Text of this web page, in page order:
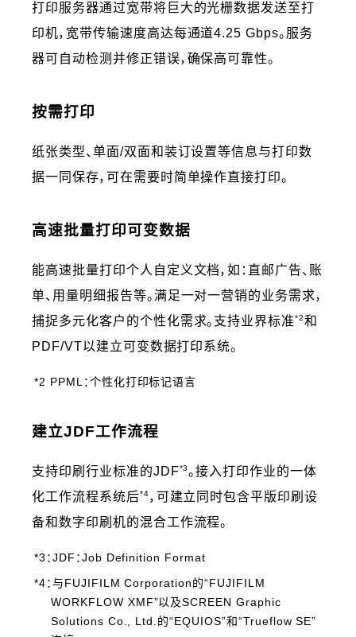
打印服务器通过宽带将巨大的光栅数据发送至打
印机，宽带传输速度高达每通道4.25 Gbps。服务
器可自动检测并修正错误，确保高可靠性。
按需打印
纸张类型、单面/双面和装订设置等信息与打印数
据一同保存，可在需要时简单操作直接打印。
高速批量打印可变数据
能高速批量打印个人自定义文档，如：直邮广告、账
单、用量明细报告等。满足一对一营销的业务需求，
捕捉多元化客户的个性化需求。支持业界标准*2和
PDF/VT以建立可变数据打印系统。
*2 PPML：个性化打印标记语言
建立JDF工作流程
支持印刷行业标准的JDF*3 。接入打印作业的一体
化工作流程系统后*4，可建立同时包含平版印刷设
备和数字印刷机的混合工作流程。
*3：JDF：Job Definition Format
*4：与FUJIFILM Corporation的“FUJIFILM
WORKFLOW XMF”以及SCREEN Graphic
Solutions Co., Ltd.的“EQUIOS”和“Trueflow SE”